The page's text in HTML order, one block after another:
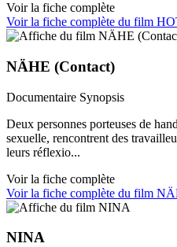
Voir la fiche complète
Voir la fiche complète du film
NÄHE (Contact)
Documentaire Synopsis
Deux personnes porteuses de
sexuelle, rencontrent des
leurs réflexio...
Voir la fiche complète
Voir la fiche complète du film
NINA